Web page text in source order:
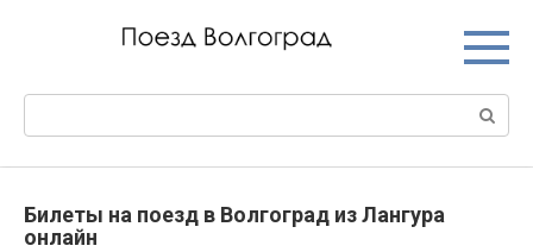
Билеты на поезд в Волгоград из Лангура
онлайн